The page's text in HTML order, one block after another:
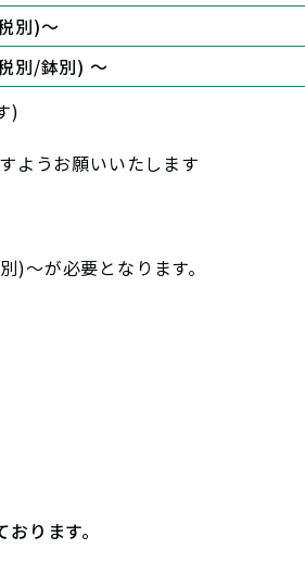
別)～
別/鉢別) ～
)
ようお願いいたします
〜が必要となります。
ります。